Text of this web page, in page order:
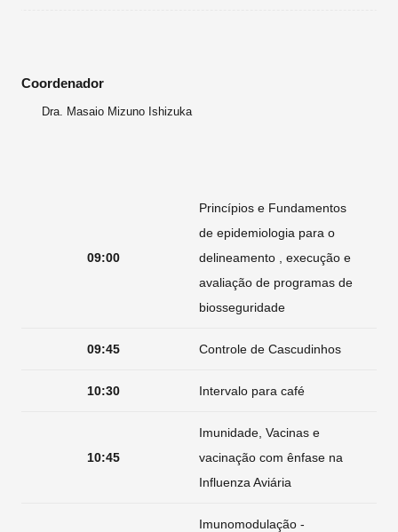
Coordenador
Dra. Masaio Mizuno Ishizuka
09:00
Princípios e Fundamentos
de epidemiologia para o
delineamento , execução e
avaliação de programas de
biosseguridade
09:45 Controle de Cascudinhos
10:30 Intervalo para café
10:45
Imunidade, Vacinas e
vacinação com ênfase na
Influenza Aviária
Imunomodulação -